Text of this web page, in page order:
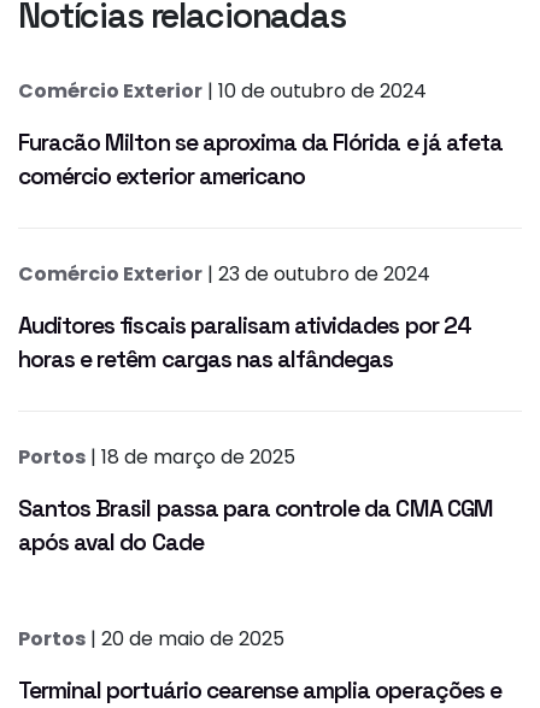
Notícias relacionadas
Comércio Exterior | 10 de outubro de 2024
Furacão Milton se aproxima da Flórida e já afeta
comércio exterior americano
Comércio Exterior | 23 de outubro de 2024
Auditores fiscais paralisam atividades por 24
horas e retêm cargas nas alfândegas
Portos | 18 de março de 2025
Santos Brasil passa para controle da CMA CGM
após aval do Cade
Portos | 20 de maio de 2025
Terminal portuário cearense amplia operações e